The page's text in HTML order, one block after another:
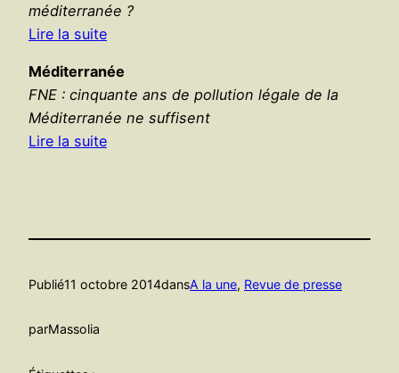
méditerranée ?
Lire la suite
Méditerranée
FNE : cinquante ans de pollution légale de la
Méditerranée ne suffisent
Lire la suite
Publié11 octobre 2014dansA la une, Revue de presse
parMassolia